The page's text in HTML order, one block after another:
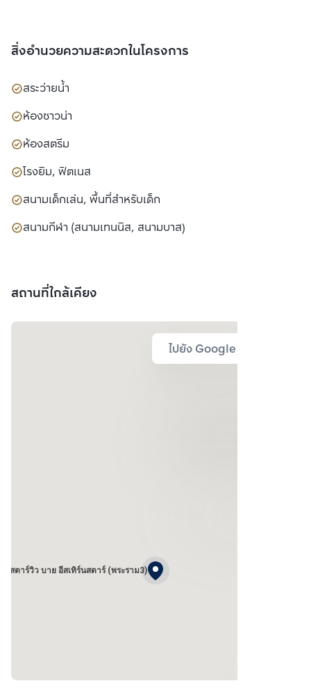
สิ่งอำนวยความสะดวกในโครงการ
สระว่ายน้ำ
ห้องซาวน่า
ห้องสตรีม
โรงยิม, ฟิตเนส
สนามเด็กเล่น, พื้นที่สำหรับเด็ก
สนามกีฬา (สนามเทนนิส, สนามบาส)
สถานที่ใกล้เคียง
ไปยัง Google Map
สตาร์วิว บาย อีสเทิร์นสตาร์ (พระราม3)